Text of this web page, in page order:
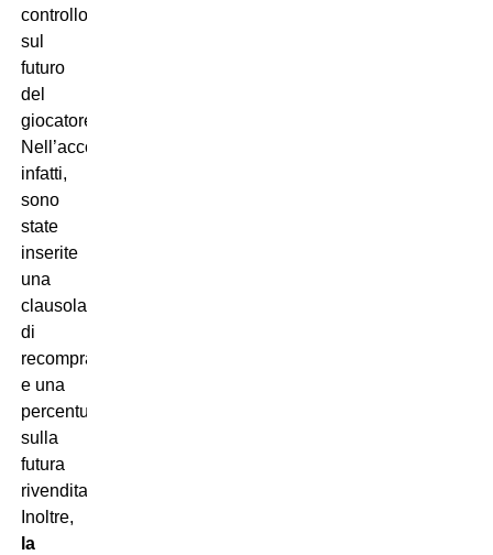
controllo
sul
futuro
del
giocatore.
Nell’accordo,
infatti,
sono
state
inserite
una
clausola
di
recompra
e una
percentuale
sulla
futura
rivendita.
Inoltre,
la